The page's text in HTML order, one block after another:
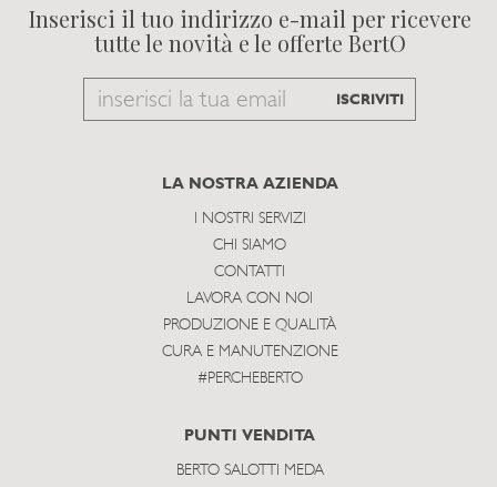
Inserisci il tuo indirizzo e-mail per ricevere
tutte le novità e le offerte BertO
Email
subscribe
ISCRIVITI
LA NOSTRA AZIENDA
I NOSTRI SERVIZI
CHI SIAMO
CONTATTI
LAVORA CON NOI
PRODUZIONE E QUALITÀ
CURA E MANUTENZIONE
#PERCHEBERTO
PUNTI VENDITA
BERTO SALOTTI MEDA